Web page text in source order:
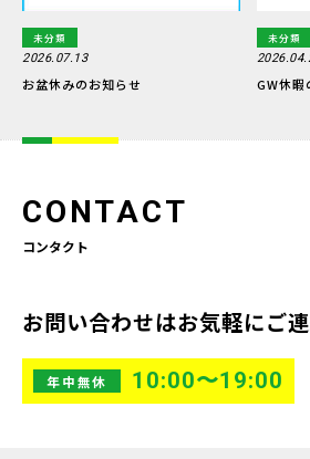
未分類
2026.07.13
お盆休みのお知らせ
未分類
GW休暇
CONTACT
コンタクト
お問い合わせはお気軽にご連
年中無休 10:00〜19:00